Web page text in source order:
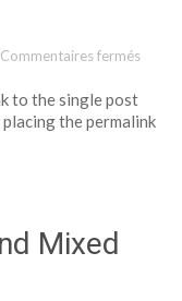
Commentaires fermés
to the single post
the permalink
Mixed